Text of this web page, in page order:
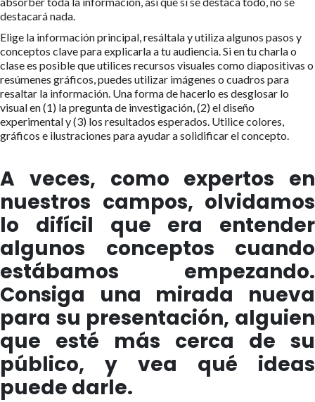
destacará nada.
Elige la información principal, resáltala y utiliza algunos pasos y
conceptos clave para explicarla a tu audiencia. Si en tu charla o
clase es posible que utilices recursos visuales como diapositivas o
resúmenes gráficos, puedes utilizar imágenes o cuadros para
resaltar la información. Una forma de hacerlo es desglosar lo
visual en (1) la pregunta de investigación, (2) el diseño
experimental y (3) los resultados esperados. Utilice colores,
gráficos e ilustraciones para ayudar a solidificar el concepto.
A veces, como expertos en
nuestros campos, olvidamos
lo difícil que era entender
algunos conceptos cuando
estábamos empezando.
Consiga una mirada nueva
para su presentación, alguien
que esté más cerca de su
público, y vea qué ideas
puede darle.